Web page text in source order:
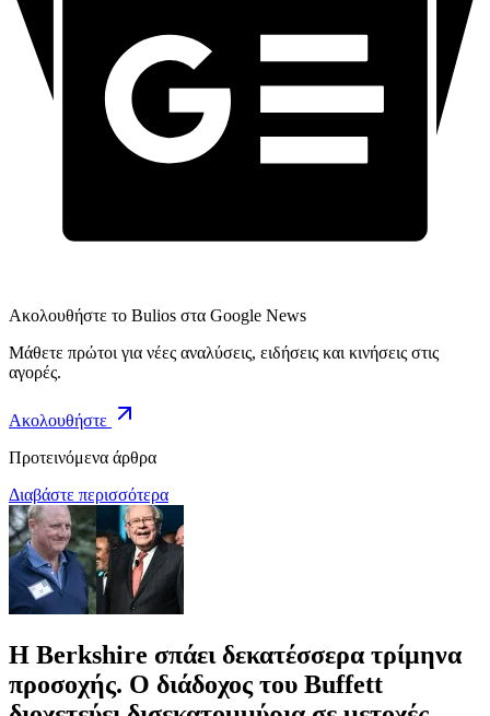
Ακολουθήστε το Bulios στα Google News
Μάθετε πρώτοι για νέες αναλύσεις, ειδήσεις και κινήσεις στις
αγορές.
Ακολουθήστε
Προτεινόμενα άρθρα
Διαβάστε περισσότερα
Η Berkshire σπάει δεκατέσσερα τρίμηνα
προσοχής. Ο διάδοχος του Buffett